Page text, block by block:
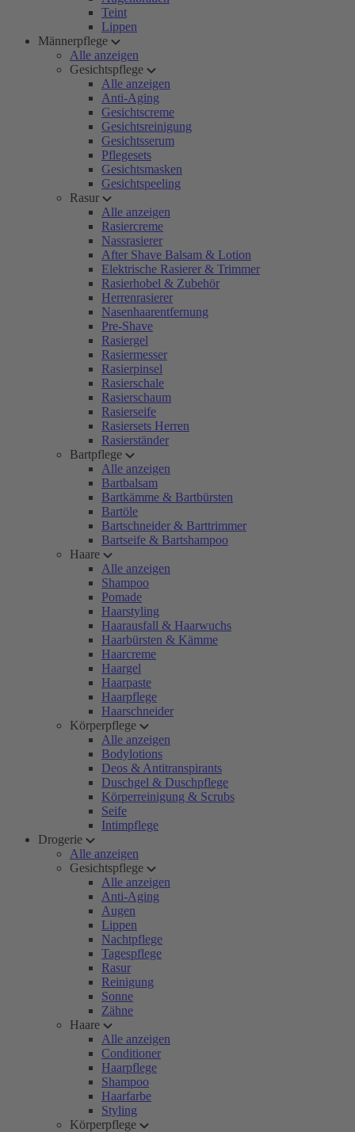
Teint
Lippen
Männerpflege
Alle anzeigen
Gesichtspflege
Alle anzeigen
Anti-Aging
Gesichtscreme
Gesichtsreinigung
Gesichtsserum
Pflegesets
Gesichtsmasken
Gesichtspeeling
Rasur
Alle anzeigen
Rasiercreme
Nassrasierer
After Shave Balsam & Lotion
Elektrische Rasierer & Trimmer
Rasierhobel & Zubehör
Herrenrasierer
Nasenhaarentfernung
Pre-Shave
Rasiergel
Rasiermesser
Rasierpinsel
Rasierschale
Rasierschaum
Rasierseife
Rasiersets Herren
Rasierständer
Bartpflege
Alle anzeigen
Bartbalsam
Bartkämme & Bartbürsten
Bartöle
Bartschneider & Barttrimmer
Bartseife & Bartshampoo
Haare
Alle anzeigen
Shampoo
Pomade
Haarstyling
Haarausfall & Haarwuchs
Haarbürsten & Kämme
Haarcreme
Haargel
Haarpaste
Haarpflege
Haarschneider
Körperpflege
Alle anzeigen
Bodylotions
Deos & Antitranspirants
Duschgel & Duschpflege
Körperreinigung & Scrubs
Seife
Intimpflege
Drogerie
Alle anzeigen
Gesichtspflege
Alle anzeigen
Anti-Aging
Augen
Lippen
Nachtpflege
Tagespflege
Rasur
Reinigung
Sonne
Zähne
Haare
Alle anzeigen
Conditioner
Haarpflege
Shampoo
Haarfarbe
Styling
Körperpflege